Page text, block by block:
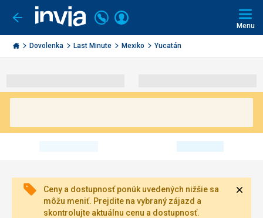
Ísť
späť
Invia.sk
Volajte
+421
2
3221
Prihlásiť
Menu
Dovolenka Last Minute Mexiko Yucatán
Ceny a dostupnosť ponúk uvedených nižšie sa
môžu meniť. Prejdite na vybraný zájazd a
skontrolujte aktuálnu cenu a dostupnosť.